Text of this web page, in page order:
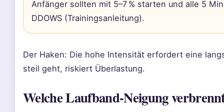
Anfänger sollten mit 5–7 % starten und alle 5
DDOWS (Trainingsanleitung).
Der Haken: Die hohe Intensität erfordert eine
steil geht, riskiert Überlastung.
Welche Laufband-Neigung